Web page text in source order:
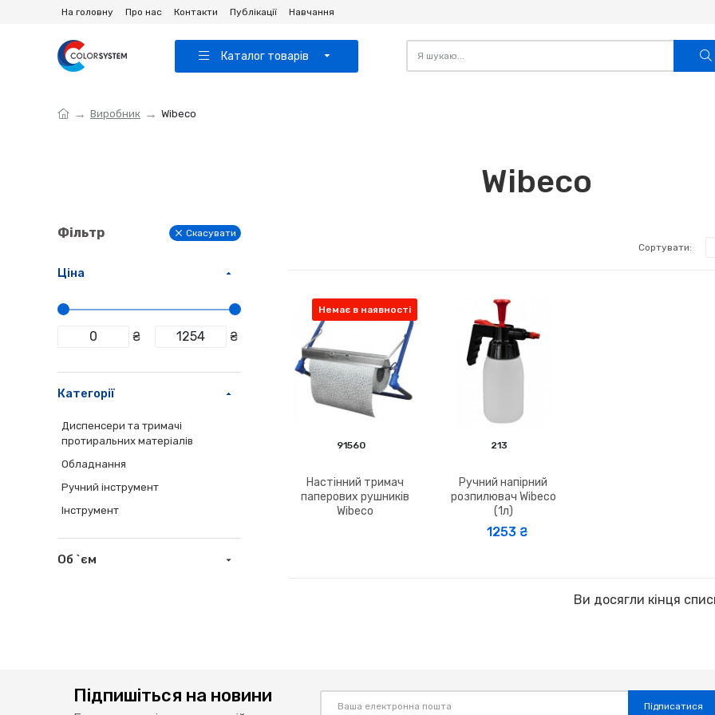
На головну Про нас Контакти Публікації Навчання
Каталог товарів
Виробник Wibeco
Wibeco
Фільтр Скасувати
Ціна
₴ ₴
Категорії
Диспенсери та тримачі
протиральних матеріалів
Обладнання
Ручний інструмент
Інструмент
Об `єм
Сортувати:
Немає в наявності
91560
Настінний тримач
паперових рушників
Wibeco
213
Ручний напірний
розпилювач Wibeco
(1л)
1253 ₴
Ви досягли кінця
Підпишіться на новини Підписатися